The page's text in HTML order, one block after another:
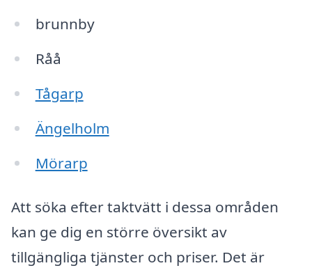
brunnby
Råå
Tågarp
Ängelholm
Mörarp
Att söka efter taktvätt i dessa områden
kan ge dig en större översikt av
tillgängliga tjänster och priser. Det är